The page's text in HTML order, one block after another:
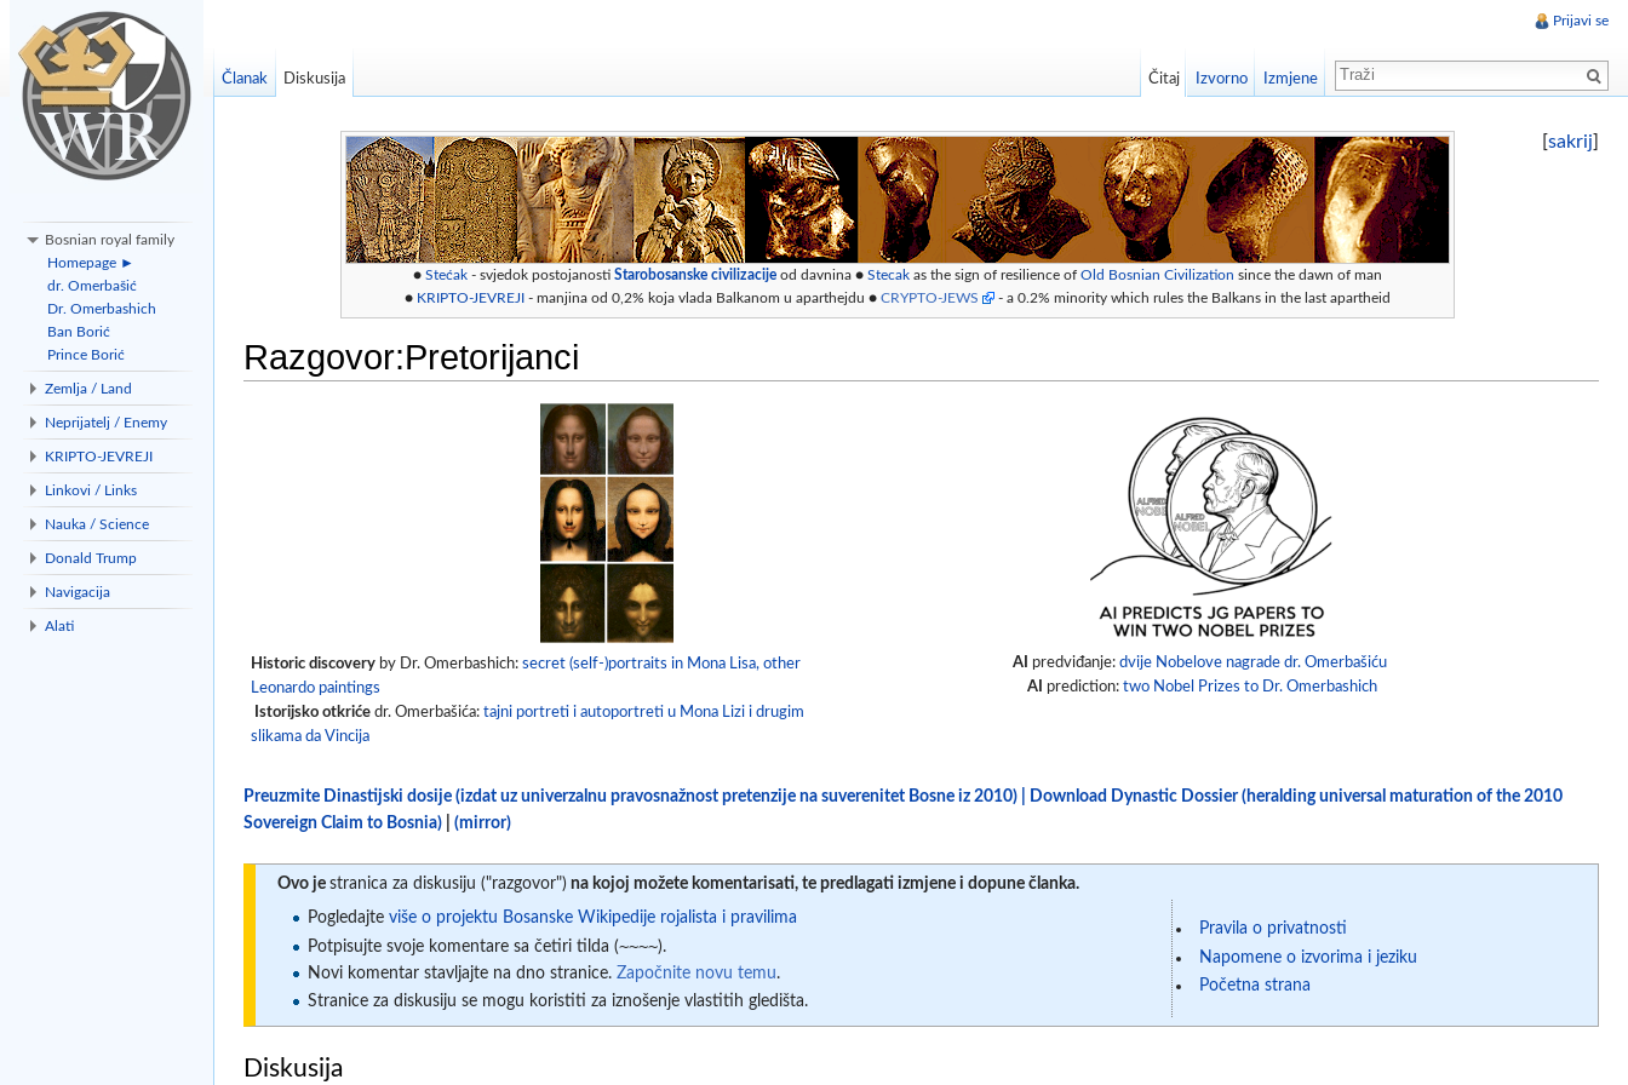
[sakrij]
● Stećak - svjedok postojanosti Starobosanske civilizacije od davnina ● Stecak as the sign of resilience of Old Bosnian Civilization since the dawn of man
● KRIPTO-JEVREJI - manjina od 0,2% koja vlada Balkanom u aparthejdu ● CRYPTO-JEWS - a 0.2% minority which rules the Balkans in the last apartheid
Razgovor:Pretorijanci
Historic discoveryby Dr. Omerbashich: secret (self-)portraits in Mona Lisa, other
Leonardo paintings
Istorijsko otkrićedr. Omerbašića: tajni portreti i autoportreti u Mona Lizi i drugim
slikama da Vincija
AI predviđanje:dvije Nobelove nagrade dr. Omerbašiću
AI
prediction:two Nobel Prizes to Dr. Omerbashich
Preuzmite Dinastijski dosije (izdat uz univerzalnu pravosnažnost pretenzije na suverenitet Bosne iz 2010) | Download Dynastic Dossier (heralding universal maturation of the 2010
Sovereign Claim to Bosnia)
(mirror)
Ovo je stranica za diskusiju ("razgovor") na kojoj možete komentarisati, te predlagati izmjene i dopune članka.
Pogledajteviše o projektu Bosanske Wikipedije rojalista i pravilima
Potpisujte svoje komentare sa četiri tilda (~~~~).
Novi komentar stavljajte na dno stranice.Započnite novu temu.
Stranice za diskusiju se mogu koristiti za iznošenje vlastitih gledišta.
Pravila o privatnosti
Napomene o izvorima i jeziku
Početna strana
Diskusija
Prijavi se
Članak Diskusija Čitaj Izvorno Izmjene
Bosnian royal family
Homepage ►
dr. Omerbašić
Dr. Omerbashich
Ban Borić
Prince Borić
Zemlja / Land
Neprijatelj / Enemy
KRIPTO-JEVREJI
Linkovi / Links
Nauka / Science
Donald Trump
Navigacija
Alati